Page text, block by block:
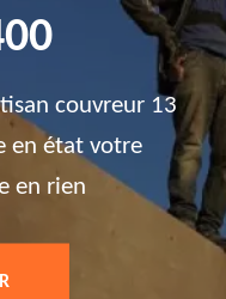
couvreur 13
en état votre
en rien